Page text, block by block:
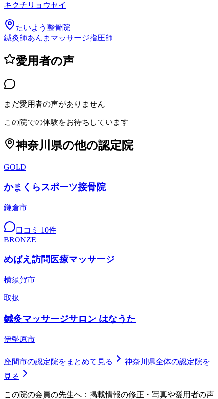
キクチリョウセイ
たいよう整骨院
鍼灸師あんまマッサージ指圧師
愛用者の声
まだ愛用者の声がありません
この院での体験をお待ちしています
神奈川県の他の認定院
GOLD
かまくらスポーツ接骨院
鎌倉市
口コミ 10件
BRONZE
めばえ訪問医療マッサージ
横須賀市
取扱
鍼灸マッサージサロン はなうた
伊勢原市
座間市の認定院をまとめて見る 神奈川県全体の認定院を
見る
この院の会員の先生へ：掲載情報の修正・写真や愛用者の声